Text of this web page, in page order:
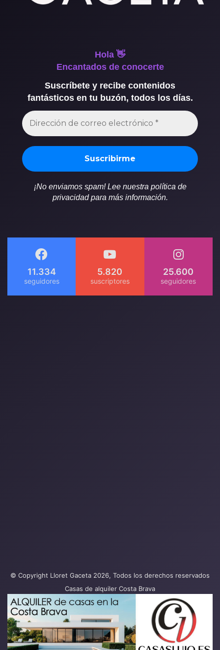
Hola 👋
Encantados de conocerte
Suscríbete y recibe contenidos
fantásticos en tu buzón, todos los días.
¡No enviamos spam! Lee nuestra política de
privacidad para más información.
11.334 5.820 25.600
© Copyright Lloret Gaceta 2026, Todos los derechos reservados
Casas de alquiler Costa Brava